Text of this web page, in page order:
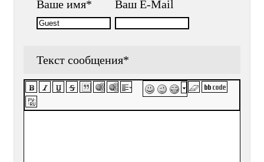
Ваше имя* Ваш E-Mail
Текст сообщения*